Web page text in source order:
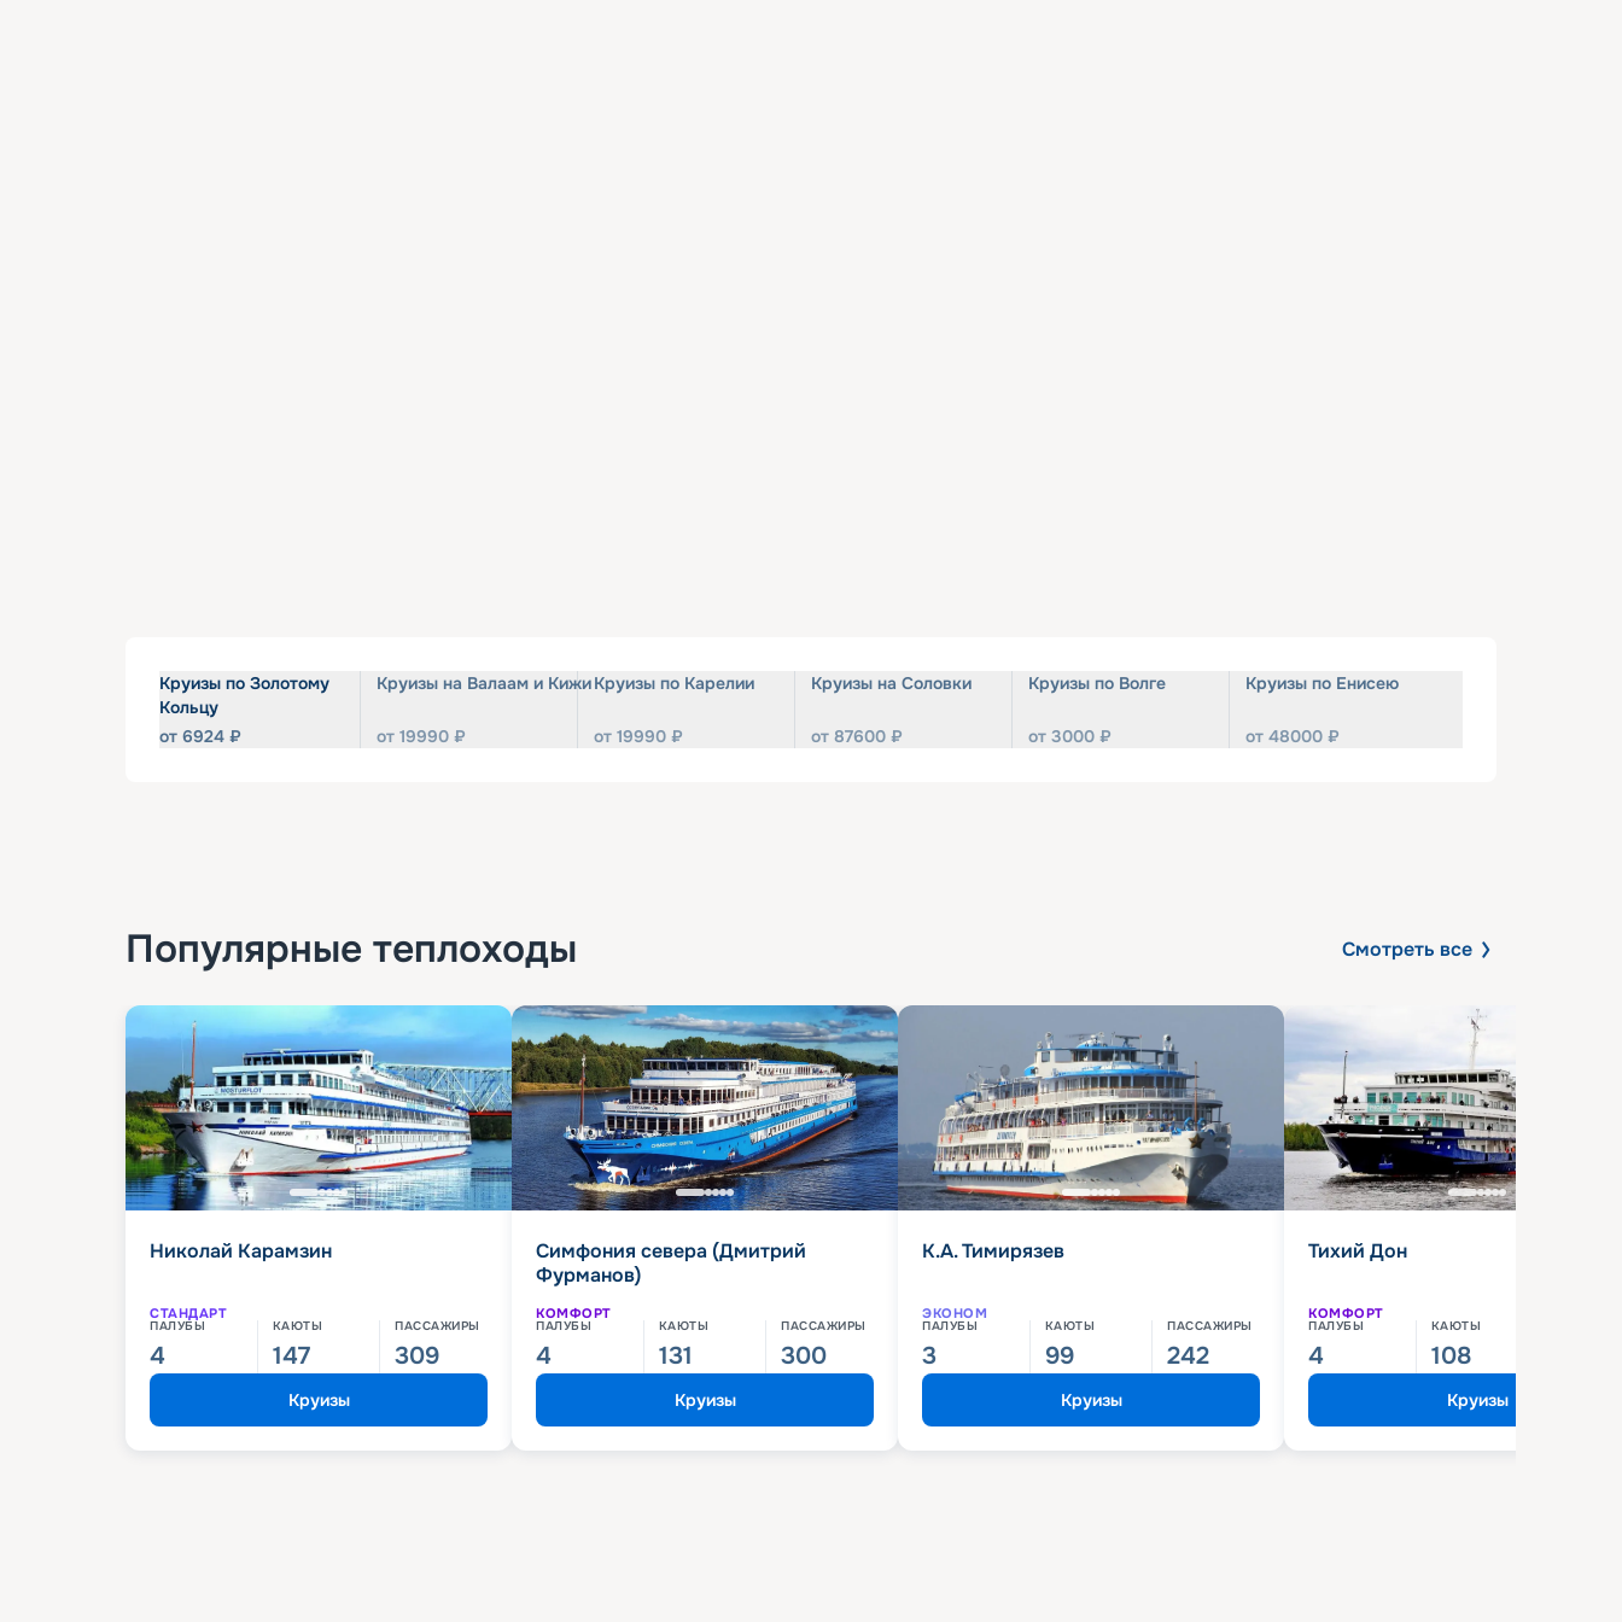
Круизы по Золотому
Кольцу
от 6924 ₽
Круизы на Валаам и Кижи
от 19990 ₽
Круизы по Карелии
от 19990 ₽
Круизы на Соловки
от 87600 ₽
Круизы по Волге
от 3000 ₽
Круизы по Енисею
от 48000 ₽
Популярные теплоходы Смотреть все
Николай Карамзин
СТАНДАРТ
ПАЛУБЫ
4
КАЮТЫ
147
ПАССАЖИРЫ
309
Круизы
Симфония севера (Дмитрий
Фурманов)
КОМФОРТ
ПАЛУБЫ
4
КАЮТЫ
131
ПАССАЖИРЫ
300
Круизы
К.А. Тимирязев
ЭКОНОМ
ПАЛУБЫ
3
КАЮТЫ
99
ПАССАЖИРЫ
242
Круизы
Тихий Дон
КОМФОРТ
ПАЛУБЫ
4
КАЮТЫ
108
Круизы